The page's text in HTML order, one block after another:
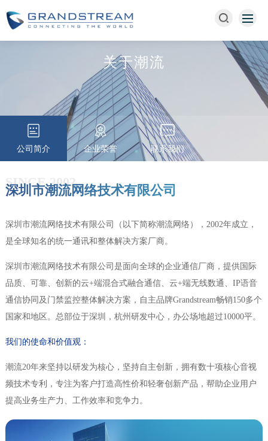
关于潮流
公司简介 企业荣誉 联系我们
SINCE 2002
深圳市潮流网络技术有限公司
深圳市潮流网络技术有限公司（以下简称潮流网络），2002年成立，
是全球知名的统一通讯和整体解决方案厂商。
深圳市潮流网络技术有限公司是面向全球的企业通信厂商，提供国际
品质、可靠、创新的云+端混合式融合通信、云+端无线数通、IP语音
通信协同及门禁监控整体解决方案，自主品牌Grandstream畅销150多个
国家和地区。总部位于深圳，杭州研发中心，办公场地超过10000平。
我们的使命和价值观：
潮流20年来坚持以研发为核心，坚持自主创新，拥有数十项核心音视
频技术专利，专注为客户打造高性价和轻奢创新产品，帮助企业用户
提高业务生产力、工作效率和竞争力。